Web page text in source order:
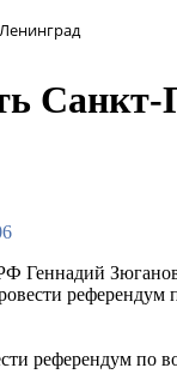
Геннадий
референдум
референдум по